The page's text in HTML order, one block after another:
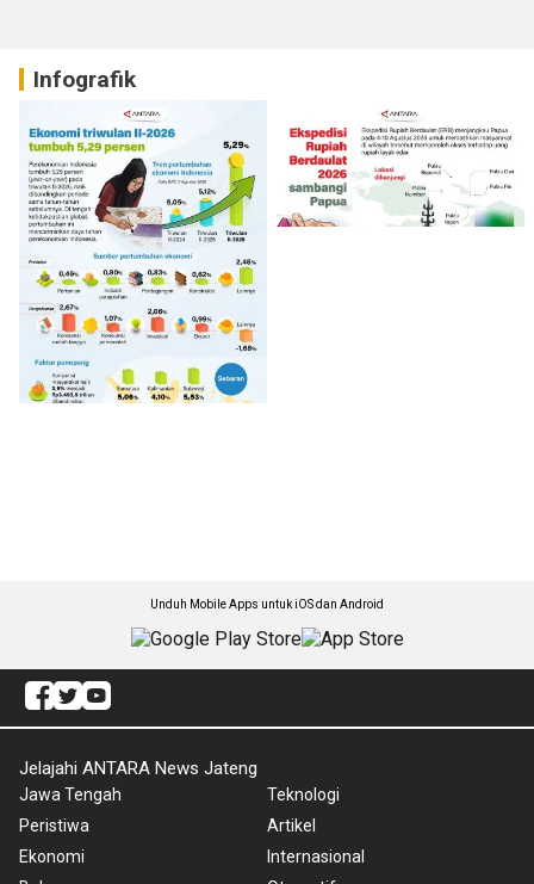
Infografik
Unduh Mobile Apps untuk iOS dan Android
Jelajahi ANTARA News Jateng
Jawa Tengah
Peristiwa
Ekonomi
Teknologi
Artikel
Internasional